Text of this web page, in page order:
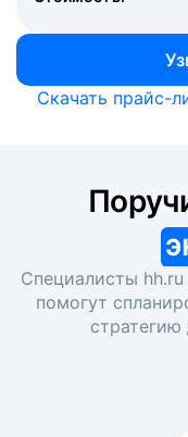
Скачать прайс-
Специалисты
помогут